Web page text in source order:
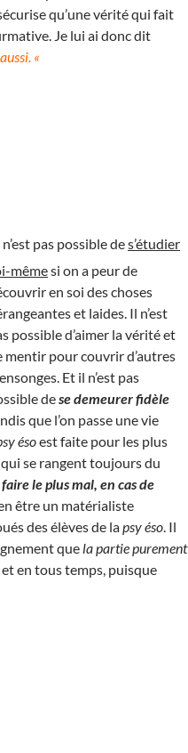
qu’une vérité qui fait
Je lui ai donc dit
«
n’est pas possible des’étudier
mêmesi on a peur de
en soi des choses
et laides. Il n’est
possible d’aimer la vérité et
mentir pour couvrir d’autres
Et il n’est pas
dese demeurer fidèle
que l’on passe une vie
ésoest faite pour les plus
se rangent toujours du
le plus mal, en cas de
être un matérialiste
des élèves de lapsy éso. Il
que la partie purement
en tous temps, puisque